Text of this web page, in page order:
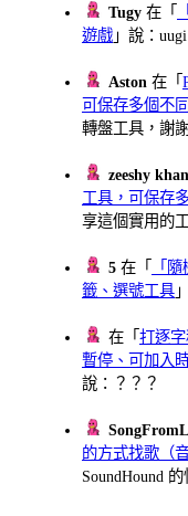
Tugy 在「
遊戲 」說：uugi
Aston 在「
可保存多個不
轉盤工具，謝
zeeshy khan
工具，可保存
享這個實用的
5 在「
「
籤、選號工具
在「打逐字
暫停、可加入
說：？？？
的方式找歌（
SoundHound 的